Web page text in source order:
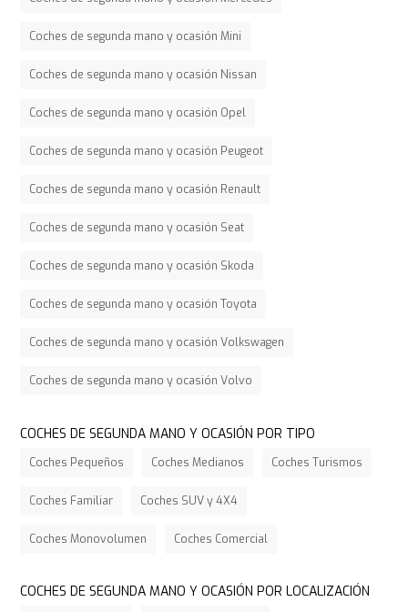
Coches de segunda mano y ocasión Mini
Coches de segunda mano y ocasión Nissan
Coches de segunda mano y ocasión Opel
Coches de segunda mano y ocasión Peugeot
Coches de segunda mano y ocasión Renault
Coches de segunda mano y ocasión Seat
Coches de segunda mano y ocasión Skoda
Coches de segunda mano y ocasión Toyota
Coches de segunda mano y ocasión Volkswagen
Coches de segunda mano y ocasión Volvo
COCHES DE SEGUNDA MANO Y OCASIÓN POR TIPO
Coches Pequeños Coches Medianos Coches Turismos
Coches Familiar Coches SUV y 4X4
Coches Monovolumen Coches Comercial
COCHES DE SEGUNDA MANO Y OCASIÓN POR LOCALIZACIÓN